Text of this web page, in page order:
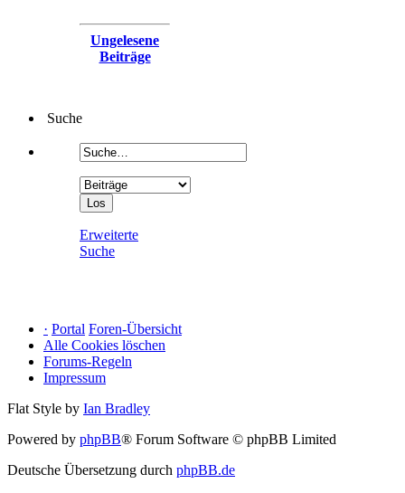
Ungelesene
Beiträge
Suche
Erweiterte
Suche
· Portal Foren-Übersicht
Alle Cookies löschen
Forums-Regeln
Impressum
Flat Style by Ian Bradley
Powered by phpBB® Forum Software © phpBB Limited
Deutsche Übersetzung durch phpBB.de